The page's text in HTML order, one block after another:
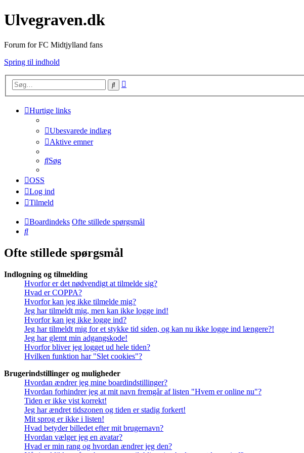
Ulvegraven.dk
Forum for FC Midtjylland fans
Spring til indhold
Søg
Hurtige links
Ubesvarede indlæg
Aktive emner
Søg
OSS
Log ind
Tilmeld
Boardindeks Ofte stillede spørgsmål
Søg
Ofte stillede spørgsmål
Indlogning og tilmelding
Hvorfor er det nødvendigt at tilmelde sig?
Hvad er COPPA?
Hvorfor kan jeg ikke tilmelde mig?
Jeg har tilmeldt mig, men kan ikke logge ind!
Hvorfor kan jeg ikke logge ind?
Jeg har tilmeldt mig for et stykke tid siden, og kan nu ikke logge ind længere?!
Jeg har glemt min adgangskode!
Hvorfor bliver jeg logget ud hele tiden?
Hvilken funktion har "Slet cookies"?
Brugerindstillinger og muligheder
Hvordan ændrer jeg mine boardindstillinger?
Hvordan forhindrer jeg at mit navn fremgår af listen "Hvem er online nu"?
Tiden er ikke vist korrekt!
Jeg har ændret tidszonen og tiden er stadig forkert!
Mit sprog er ikke i listen!
Hvad betyder billedet efter mit brugernavn?
Hvordan vælger jeg en avatar?
Hvad er min rang og hvordan ændrer jeg den?